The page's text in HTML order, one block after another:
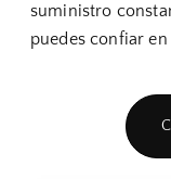
suministro
puedes confiar